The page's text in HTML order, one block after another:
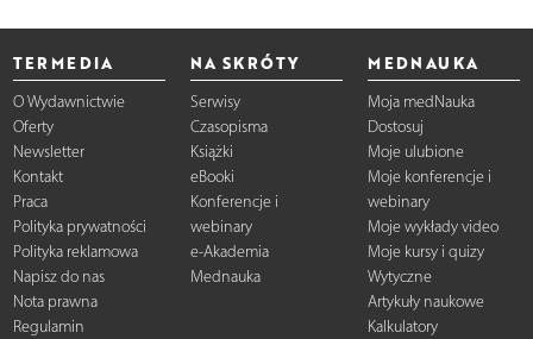
TERMEDIA
O Wydawnictwie
Oferty
Newsletter
Kontakt
Praca
Polityka prywatności
Polityka reklamowa
Napisz do nas
Nota prawna
Regulamin
NA SKRÓTY
Serwisy
Czasopisma
Książki
eBooki
Konferencje i
webinary
e-Akademia
Mednauka
MEDNAUKA
Moja medNauka
Dostosuj
Moje ulubione
Moje konferencje i
webinary
Moje wykłady video
Moje kursy i quizy
Wytyczne
Artykuły naukowe
Kalkulatory